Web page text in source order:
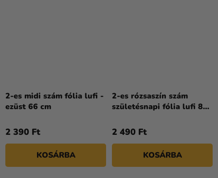
2-es midi szám fólia lufi -
ezüst 66 cm
2 390 Ft
KOSÁRBA
2-es rózsaszín szám
születésnapi fólia lufi 86
2 490 Ft
KOSÁRBA